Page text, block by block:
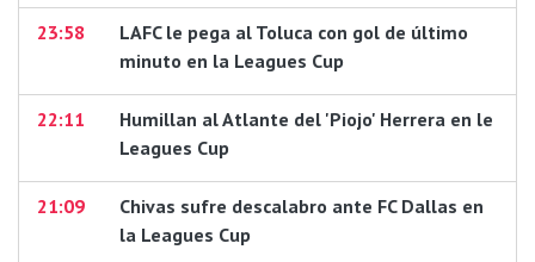
23:58
LAFC le pega al Toluca con gol de último
minuto en la Leagues Cup
22:11
Humillan al Atlante del 'Piojo' Herrera en le
Leagues Cup
21:09
Chivas sufre descalabro ante FC Dallas en
la Leagues Cup